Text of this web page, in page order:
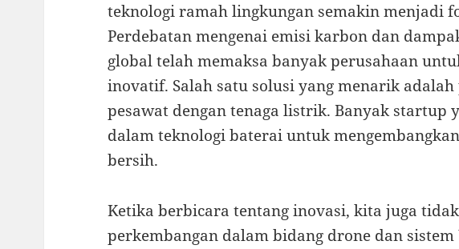
teknologi ramah lingkungan semakin menjadi
Perdebatan mengenai emisi karbon dan
global telah memaksa banyak perusahaan
inovatif. Salah satu solusi yang menarik adalah
pesawat dengan tenaga listrik. Banyak startup
dalam teknologi baterai untuk
bersih.
Ketika berbicara tentang inovasi, kita juga
perkembangan dalam bidang drone dan sistem